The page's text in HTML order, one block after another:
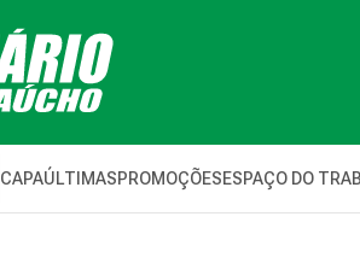
CAPAÚLTIMASPROMOÇÕESESPAÇO DO